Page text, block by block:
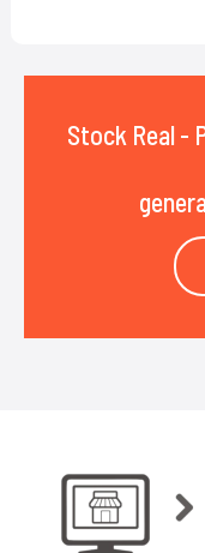
Stock Real -